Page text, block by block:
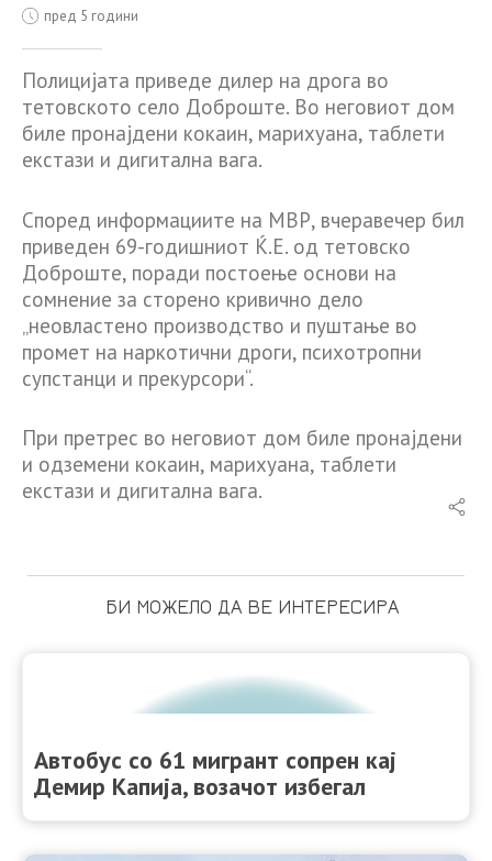
пред 5 години
Полицијата приведе дилер на дрога во
тетовското село Доброште. Во неговиот дом
биле пронајдени кокаин, марихуана, таблети
екстази и дигитална вага.
Според информациите на МВР, вчеравечер бил
приведен 69-годишниот Ќ.Е. од тетовско
Доброште, поради постоење основи на
сомнение за сторено кривично дело
„неовластено производство и пуштање во
промет на наркотични дроги, психотропни
супстанци и прекурсори“.
При претрес во неговиот дом биле пронајдени
и одземени кокаин, марихуана, таблети
екстази и дигитална вага.
БИ МОЖЕЛО ДА ВЕ ИНТЕРЕСИРА
Автобус со 61 мигрант сопрен кај
Демир Капија, возачот избегал